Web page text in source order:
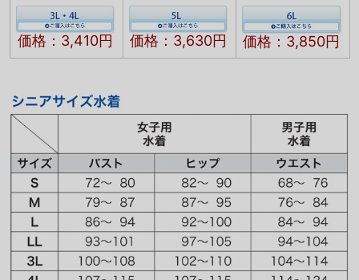
価格：3,410円 価格：3,630円 価格：3,850円